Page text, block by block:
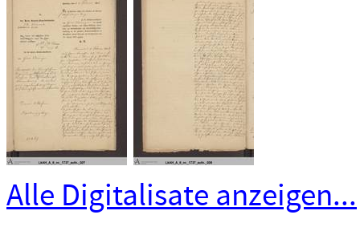
Alle Digitalisate anzeigen...